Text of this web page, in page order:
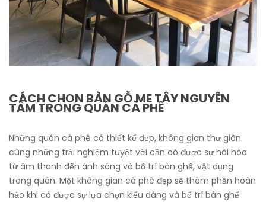
CÁCH CHỌN BÀN GỖ ME TÂY NGUYÊN
TÂM TRONG QUÁN CÀ PHÊ
Những quán cà phê có thiết kế đẹp, không gian thư giãn
cùng những trải nghiệm tuyệt vời cần có được sự hài hòa
từ âm thanh đến ánh sáng và bố trí bàn ghế, vật dụng
trong quán. Một không gian cà phê đẹp sẽ thêm phần hoàn
hảo khi có được sự lựa chọn kiểu dáng và bố trí bàn ghế